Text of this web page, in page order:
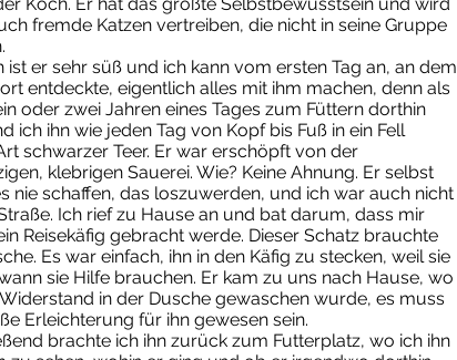
fremde Katzen vertreiben, die nicht in seine Gruppe
ist er sehr süß und ich kann vom ersten Tag an, an dem
entdeckte, eigentlich alles mit ihm machen, denn als
oder zwei Jahren eines Tages zum Füttern dorthin
ich ihn wie jeden Tag von Kopf bis Fuß in ein Fell
schwarzer Teer. Er war erschöpft von der
klebrigen Sauerei. Wie? Keine Ahnung. Er selbst
nie schaffen, das loszuwerden, und ich war auch nicht
Ich rief zu Hause an und bat darum, dass mir
Reisekäfig gebracht werde. Dieser Schatz brauchte
Es war einfach, ihn in den Käfig zu stecken, weil sie
sie Hilfe brauchen. Er kam zu uns nach Hause, wo
in der Dusche gewaschen wurde, es muss
Erleichterung für ihn gewesen sein.
brachte ich ihn zurück zum Futterplatz, wo ich ihn